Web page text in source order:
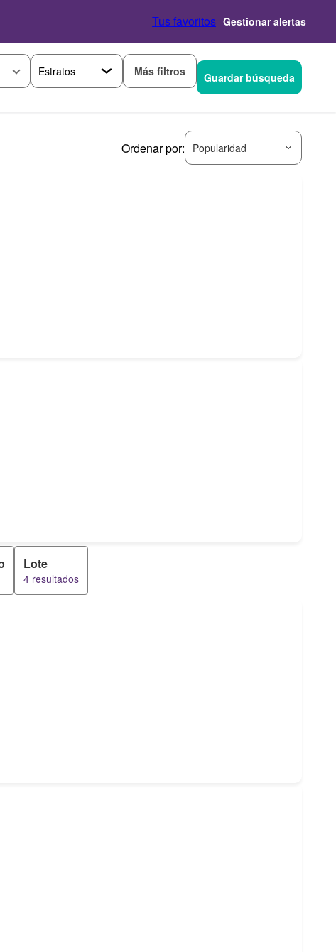
Tus favoritos Gestionar alertas
Más filtros Guardar búsqueda
Ordenar por: Popularidad
Lote
4 resultados